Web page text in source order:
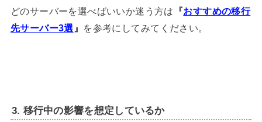
どのサーバーを選べばいいか迷う方は 『おすすめの移行
先サーバー3選 』 を参考にしてみてください。
3. 移行中の影響を想定しているか